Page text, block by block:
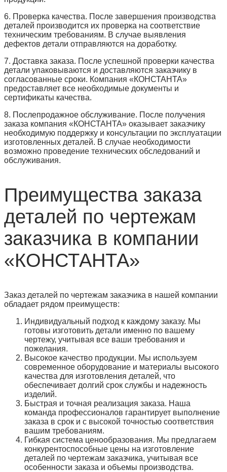
6. Проверка качества. После завершения производства
деталей производится их проверка на соответствие
техническим требованиям. В случае выявления
дефектов детали отправляются на доработку.
7. Доставка заказа. После успешной проверки качества
детали упаковываются и доставляются заказчику в
согласованные сроки. Компания «КОНСТАНТА»
предоставляет все необходимые документы и
сертификаты качества.
8. Послепродажное обслуживание. После получения
заказа компания «КОНСТАНТА» оказывает заказчику
необходимую поддержку и консультации по эксплуатации
изготовленных деталей. В случае необходимости
возможно проведение технических обследований и
обслуживания.
Преимущества заказа
деталей по чертежам
заказчика в компании
«КОНСТАНТА»
Заказ деталей по чертежам заказчика в нашей компании
обладает рядом преимуществ:
Индивидуальный подход к каждому заказу. Мы
готовы изготовить детали именно по вашему
чертежу, учитывая все ваши требования и
пожелания.
Высокое качество продукции. Мы используем
современное оборудование и материалы высокого
качества для изготовления деталей, что
обеспечивает долгий срок службы и надежность
изделий.
Быстрая и точная реализация заказа. Наша
команда профессионалов гарантирует выполнение
заказа в срок и с высокой точностью соответствия
вашим требованиям.
Гибкая система ценообразования. Мы предлагаем
конкурентоспособные цены на изготовление
деталей по чертежам заказчика, учитывая все
особенности заказа и объемы производства.